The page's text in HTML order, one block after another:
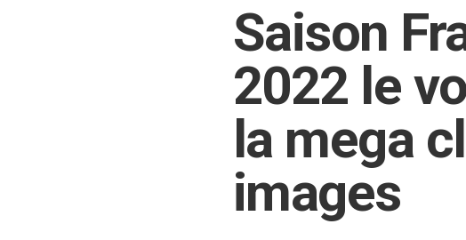
Saison
2022 le
la mega
images